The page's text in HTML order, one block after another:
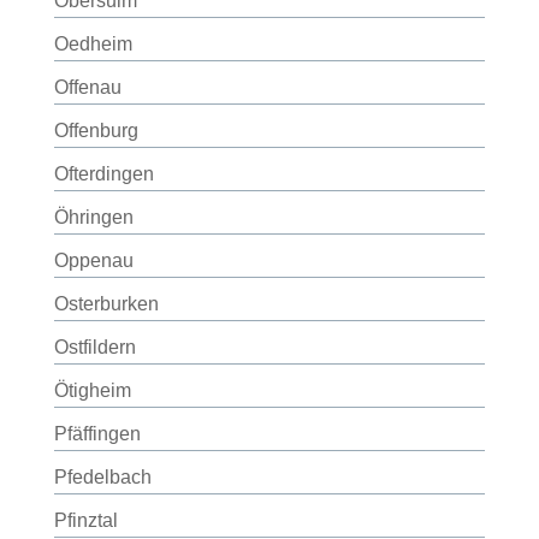
Oedheim
Offenau
Offenburg
Ofterdingen
Öhringen
Oppenau
Osterburken
Ostfildern
Ötigheim
Pfäffingen
Pfedelbach
Pfinztal